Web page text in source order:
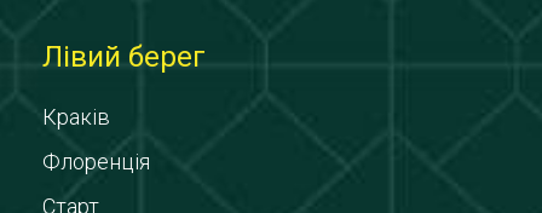
Лівий берег
Краків
Флоренція
Старт